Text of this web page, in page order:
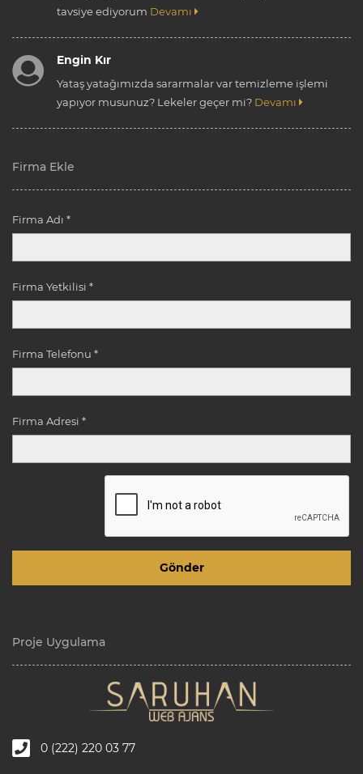
tavsiye ediyorum Devamı
Engin Kır
Yataş yatağımızda sararmalar var temizleme işlemi
yapıyor musunuz? Lekeler geçer mi? Devamı
Firma Ekle
Firma Adı *
Firma Yetkilisi *
Firma Telefonu *
Firma Adresi *
Proje Uygulama
0 (222) 220 03 77